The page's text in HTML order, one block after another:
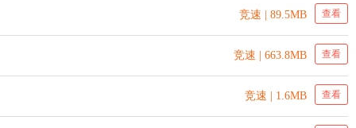
竞速 | 89.5MB 查看
竞速 | 663.8MB 查看
竞速 | 1.6MB 查看